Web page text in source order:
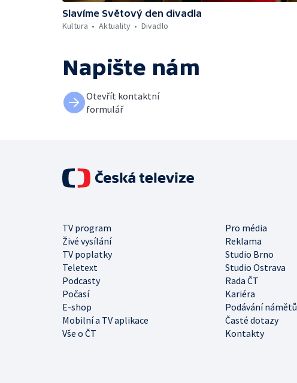
Slavíme Světový den divadla
Kultura
Aktuality Divadlo
Napište nám
Otevřít kontaktní
formulář
TV program
Pro média
Živé vysílání
Reklama
TV poplatky
Studio Brno
Teletext
Studio Ostrava
Podcasty
Rada ČT
Počasí
Kariéra
E-shop
Podávání námětů
Mobilní a TV aplikace
Časté dotazy
Vše o ČT
Kontakty